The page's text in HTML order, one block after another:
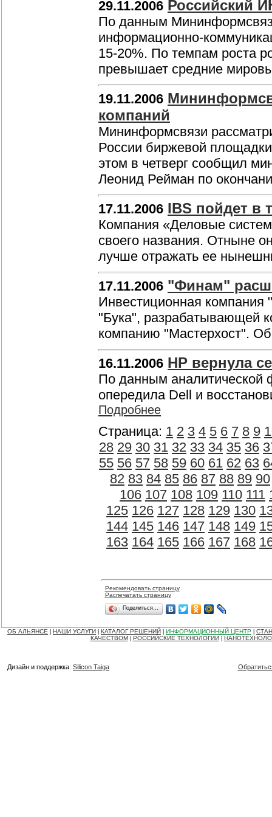
29.11.2006 Российский
По данным
информационно-
15-20%. По темпам роста
превышает средние
19.11.2006
компаний
Мининформсвязи
России биржевой
этом в четверг сообщил
Леонид Рейман по
17.11.2006 IBS пойдет в
Компания «Деловые
своего названия. Отныне
лучше отражать ее
17.11.2006 "Финам"
Инвестиционная компания
"Бука", разрабатывающей
компанию "Мастерхост".
16.11.2006 НР вернула
По данным аналитической
опередила Dell и
Подробнее
Страница: 1 2 3 4 5 6 7 8 9
28 29 30 31 32 33 34 35 36
55 56 57 58 59 60 61 62 63
82 83 84 85 86 87 88 89 90
106 107 108 109 110 111
125 126 127 128 129 130
144 145 146 147 148 149
163 164 165 166 167 168
Рекомендовать страницу
Распечатать страницу
Поделиться…
ОБ АЛЬЯНСЕ НАШИ УСЛУГИ КАТАЛОГ РЕШЕНИЙ ИНФОРМАЦИОННЫЙ ЦЕНТР
КАЧЕСТВОМ
РОССИЙСКИЕ ТЕХНОЛОГИИ
Дизайн и поддержка: Silicon Taiga